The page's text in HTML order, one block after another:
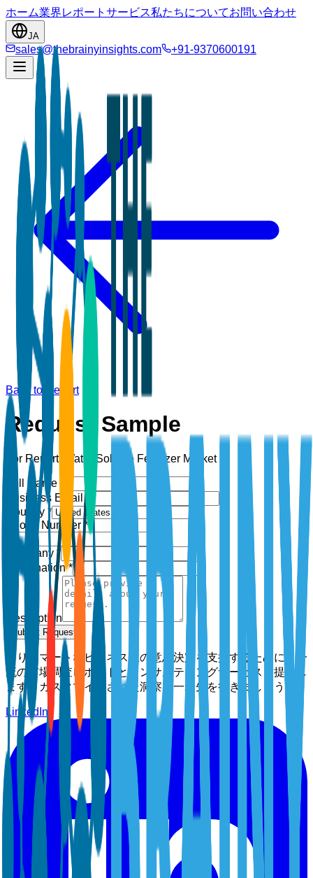
ホーム業界レポート サービス私たちについてお問い合わせ
JA
sales@thebrainyinsights.com +91-9370600191
Back to Report
Request Sample
For Report: Water Soluble Fertilizer Market
Full Name *
Business Email *
Country *
Phone Number *
Company *
Designation *
Description
Submit Request
よりスマートなビジネス上の意思決定を支援するために、一
流の市場調査レポートとコンサルティングサービスを提供し
ます。カスタマイズされた洞察で一歩先を行きましょう。
LinkedIn